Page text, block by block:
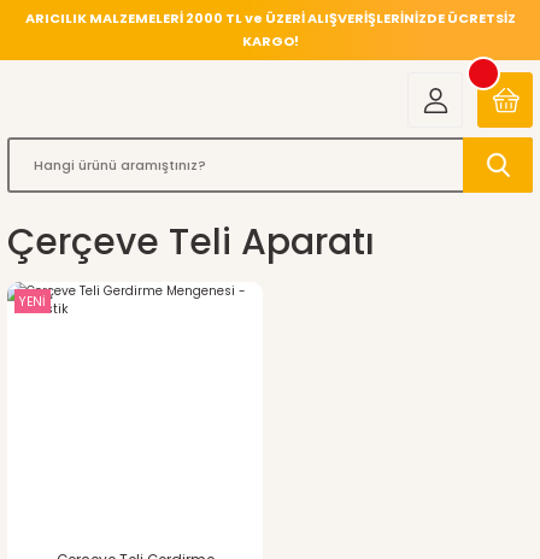
ARICILIK MALZEMELERİ 2000 TL ve ÜZERİ ALIŞVERİŞLERİNİZDE ÜCRETSİZ
KARGO!
Çerçeve Teli Aparatı
YENİ